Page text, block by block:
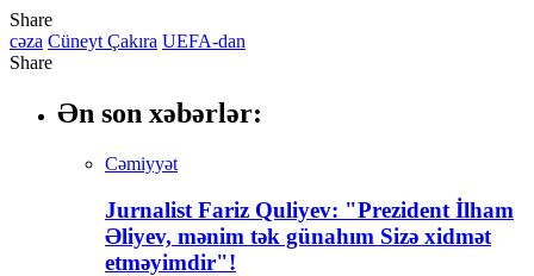
Share
cəza Cüneyt Çakıra UEFA-dan
Share
Ən son xəbərlər:
Cəmiyyət
Jurnalist Fariz Quliyev: "Prezident İlham
Əliyev, mənim tək günahım Sizə xidmət
etməyimdir"!